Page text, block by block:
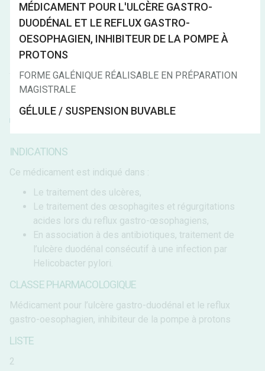
Effets indésirables Forme galénique
Mécanisme d'action Surdosage
Prix et remboursement
INDICATIONS
Ce médicament est indiqué dans :
Le traitement des ulcères,
Le traitement des œsophagites et régurgitations
acides lors du reflux gastro-œsophagiens,
En association à des antibiotiques, traitement de
l’ulcère duodénal consécutif à une infection par
Helicobacter pylori.
CLASSE PHARMACOLOGIQUE
Médicament pour l’ulcère gastro-duodénal et le reflux
gastro-oesophagien, inhibiteur de la pompe à protons
LISTE
2
MÉDICAMENT POUR L'ULCÈRE GASTRO-
DUODÉNAL ET LE REFLUX GASTRO-
OESOPHAGIEN, INHIBITEUR DE LA POMPE À
PROTONS
FORME GALÉNIQUE RÉALISABLE EN PRÉPARATION
MAGISTRALE
GÉLULE / SUSPENSION BUVABLE